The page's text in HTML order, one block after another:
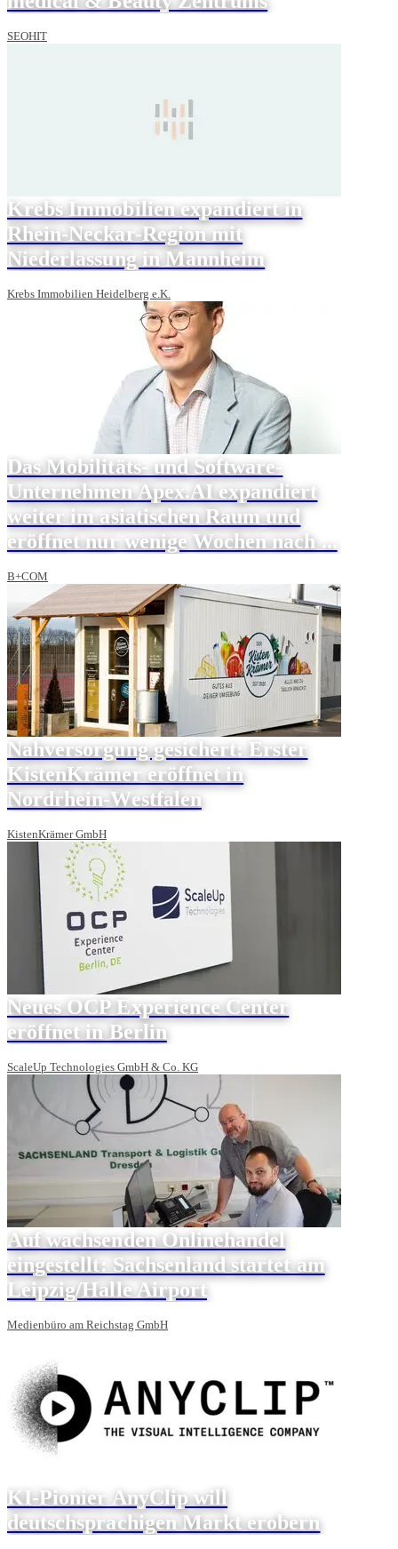
SEOHIT
Krebs Immobilien expandiert in
Rhein-Neckar-Region mit
Niederlassung in Mannheim
Krebs Immobilien Heidelberg e.K.
Das Mobilitäts- und Software-
Unternehmen Apex.AI expandiert
weiter im asiatischen Raum und
eröffnet nur wenige Wochen nach ...
B+COM
Nahversorgung gesichert: Erster
KistenKrämer eröffnet in
Nordrhein-Westfalen
KistenKrämer GmbH
Neues OCP Experience Center
eröffnet in Berlin
ScaleUp Technologies GmbH & Co. KG
Auf wachsenden Onlinehandel
eingestellt: Sachsenland startet am
Leipzig/Halle Airport
Medienbüro am Reichstag GmbH
KI-Pionier AnyClip will
deutschsprachigen Markt erobern